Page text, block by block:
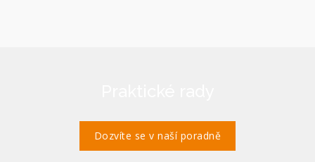
Dozvíte se v naší poradně